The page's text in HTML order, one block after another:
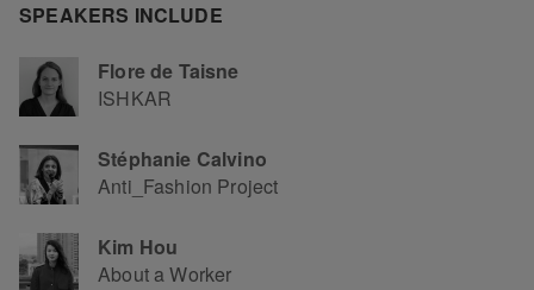
SPEAKERS INCLUDE
Flore de Taisne
ISHKAR
Stéphanie Calvino
Anti_Fashion Project
Kim Hou
About a Worker